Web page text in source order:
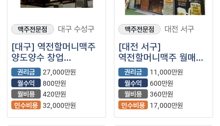
맥주전문점 대구 수성구
[대구] 역전할머니맥주
양도양수 창업
(맥주전문점/호프/
역전할맥)
권리금
27,000만원
월수익
800만원
월비용
420만원
인수비용 32,000만원
맥주전문점 대전 서구
[대전 서구]
역전할머니맥주 월매출
3000+@ / 주거상권에
위치한 / 순익 900가량
권리금
11,000만원
월수익
600만원
월비용
360만원
인수비용
17,000만원